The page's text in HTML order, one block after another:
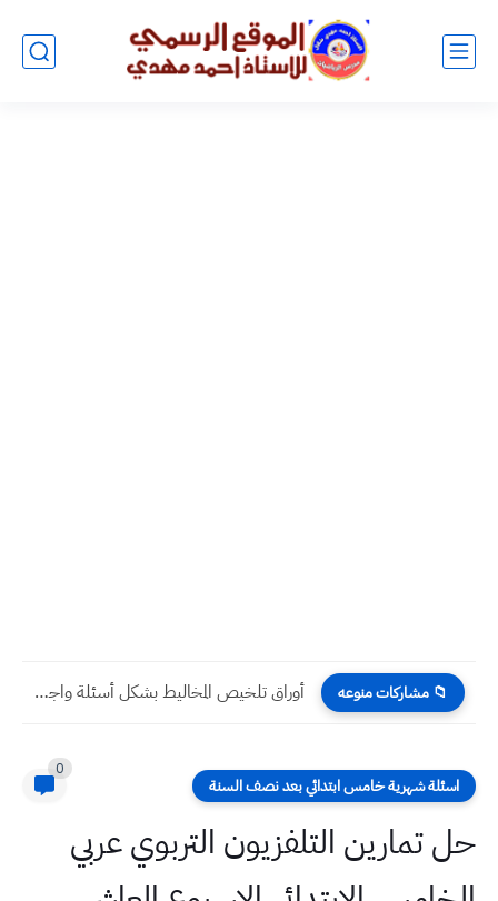
📁 مشاركات منوعه أوراق تلخيص المخاليط بشكل أسئلة واجوبة علوم خامس ابتدائي
اسئلة شهرية خامس ابتدائي بعد نصف السنة
0
حل تمارين التلفزيون التربوي عربي